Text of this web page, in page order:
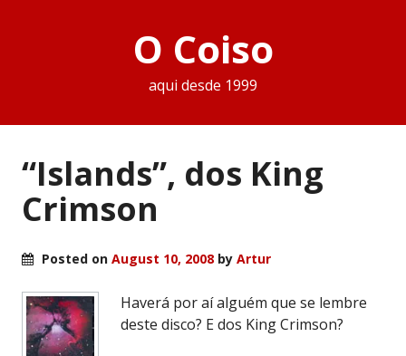
O Coiso
aqui desde 1999
“Islands”, dos King
Crimson
Posted on August 10, 2008 by Artur
Haverá por aí alguém que se lembre
deste disco? E dos King Crimson?